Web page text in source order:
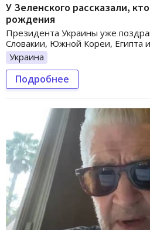
У Зеленского рассказали,
рождения
Президента Украины уже
Словакии, Южной Кореи, Египта
Украина
Подробнее